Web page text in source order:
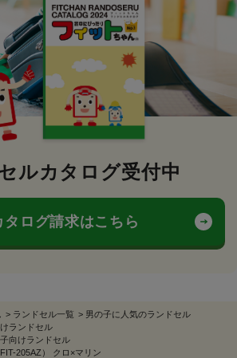
ルカタログ受付中
タログ請求はこちら
> ランドセル一覧 > 男の子に人気のランドセル
ランドセル
向けランドセル
205AZ） クロ×マリン